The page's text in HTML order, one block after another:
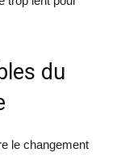
du
le changement